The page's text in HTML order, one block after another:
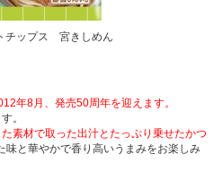
チップス 宮きしめん
年8月、発売50周年を迎えます。
。
た素材で取った出汁とたっぷり乗せたかつ
味と華やかで香り高いうまみをお楽しみ